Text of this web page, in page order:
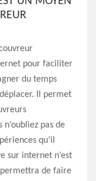
pour faciliter
du temps
Il permet
pas de
qu’il
sur internet n’est
de faire